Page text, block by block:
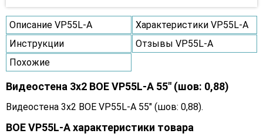
Описание VP55L-A
Характеристики VP55L-A
Инструкции
Отзывы VP55L-A
Похожие
Видеостена 3x2 BOE VP55L-A 55" (шов: 0,88)
Видеостена 3x2 BOE VP55L-A 55" (шов: 0,88).
BOE VP55L-A характеристики товара